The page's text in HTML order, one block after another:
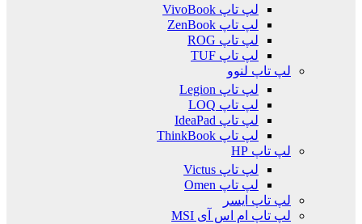
لپ تاپ VivoBook
لپ تاپ ZenBook
لپ تاپ ROG
لپ تاپ TUF
لپ تاپ لنوو
لپ تاپ Legion
لپ تاپ LOQ
لپ تاپ IdeaPad
لپ تاپ ThinkBook
لپ تاپ HP
لپ تاپ Victus
لپ تاپ Omen
لپ تاپ ایسر
لپ تاپ ام اس آی MSI